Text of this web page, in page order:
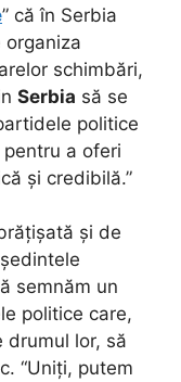
” că în Serbia
organiza
schimbări,
Serbia să se
politice
pentru a oferi
și credibilă.”
și de
semnăm un
politice care,
drumul lor, să
“Uniți, putem